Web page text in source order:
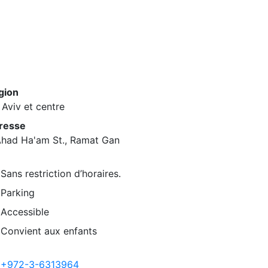
Aviv et centre
Ha'am St., Ramat Gan
Sans restriction d’horaires.
Parking
Accessible
Convient aux enfants
+972-3-6313964